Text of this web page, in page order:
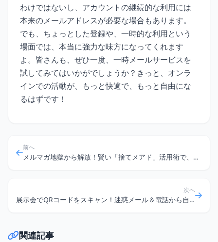
わけではないし、アカウントの継続的な利用には
本来のメールアドレスが必要な場合もあります。
でも、ちょっとした登録や、一時的な利用という
場面では、本当に強力な味方になってくれます
よ。皆さんも、ぜひ一度、一時メールサービスを
試してみてはいかがでしょうか？きっと、オンラ
インでの活動が、もっと快適で、もっと自由にな
るはずです！
前へ
メルマガ地獄から解放！賢い「捨てメアド」活用術で、あなたの inbox をゼロに保つ方法
次へ
展示会でQRコードをスキャン！迷惑メール＆電話から自分を守る「使い捨てメール」術
関連記事